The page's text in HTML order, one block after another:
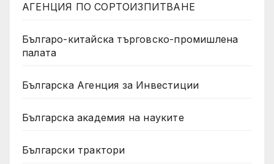
АГЕНЦИЯ ПО СОРТОИЗПИТВАНЕ
Българо-китайска търговско-промишлена
палата
Българска Агенция за Инвестиции
Българска академия на науките
Български трактори